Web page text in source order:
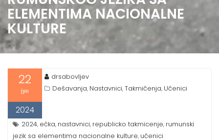
ELEMENTIMA NACIONALNE
KULTURE
22
јун
2024
drsabovljev
Dešavanja, Nastavnici,Takmičenja, Učenici
2024, ečka, nastavnici, republicko takmicenje, rumunski
jezik sa elementima nacionalne kulture, učenici